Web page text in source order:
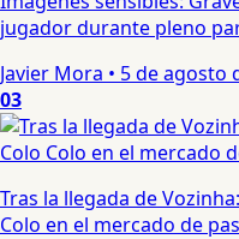
jugador durante pleno
Javier Mora • 5 de agosto
03
Tras la llegada de
Colo en el mercado de